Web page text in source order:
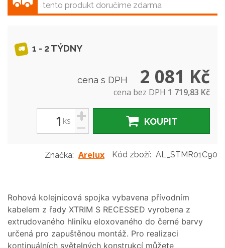
tento produkt doručíme zdarma
1 - 2 TÝDNY
cena s DPH 2 081 Kč
cena bez DPH 1 719,83 Kč
ks
+
-
KOUPIT
Značka: Arelux Kód zboží: AL_STMR01C90
Rohová kolejnicová spojka vybavena přívodním
kabelem z řady XTRIM S RECESSED vyrobena z
extrudovaného hliníku eloxovaného do černé barvy
určená pro zapuštěnou montáž. Pro realizaci
kontinuálních světelných konstrukcí můžete